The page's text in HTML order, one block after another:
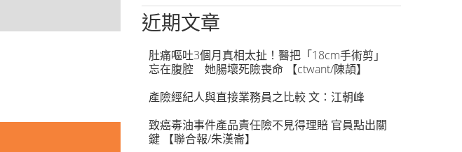
近期文章
肚痛嘔吐3個月真相太扯！醫把「18cm手術剪」
忘在腹腔 她腸壞死險喪命 【ctwant/陳頡】
產險經紀人與直接業務員之比較 文：江朝峰
致癌毒油事件產品責任險不見得理賠 官員點出關
鍵 【聯合報/朱漢崙】